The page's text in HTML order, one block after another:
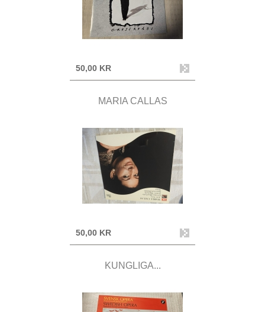
50,00 KR
MARIA CALLAS
50,00 KR
KUNGLIGA...